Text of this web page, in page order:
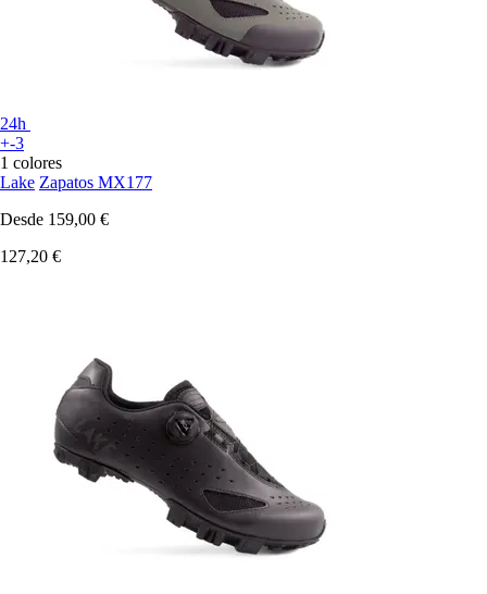
24h
+-3
1 colores
Lake Zapatos MX177
Desde 159,00 €
127,20 €